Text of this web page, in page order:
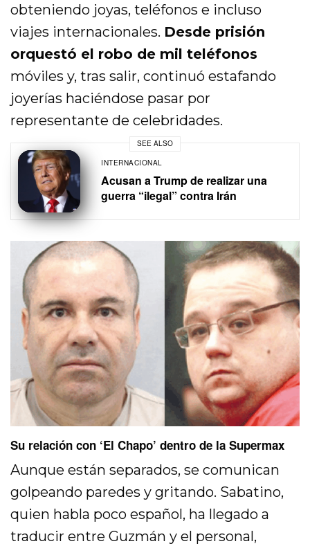
obteniendo joyas, teléfonos e incluso
viajes internacionales. Desde prisión
orquestó el robo de mil teléfonos
móviles y, tras salir, continuó estafando
joyerías haciéndose pasar por
representante de celebridades.
SEE ALSO
INTERNACIONAL
Acusan a Trump de realizar una
guerra “ilegal” contra Irán
Su relación con ‘El Chapo’ dentro de la Supermax
Aunque están separados, se comunican
golpeando paredes y gritando. Sabatino,
quien habla poco español, ha llegado a
traducir entre Guzmán y el personal,